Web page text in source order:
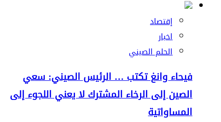
إقتصاد
اخبار
الحلم الصيني
فيحاء وانغ تكتب … الرئيس الصيني: سعي
الصين إلى الرخاء المشترك لا يعني اللجوء إلى
المساواتية